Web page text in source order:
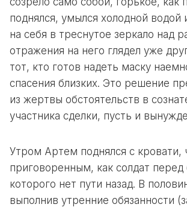
поднялся, умылся холодной водой
на себя в треснутое зеркало над
отражения на него глядел уже
тот, кто готов надеть маску
спасения близких. Это решение
из жертвы обстоятельств в
участника сделки, пусть и
Утром Артем поднялся с кровати,
приговоренным, как солдат перед
которого нет пути назад. В
выполнив утренние обязанности